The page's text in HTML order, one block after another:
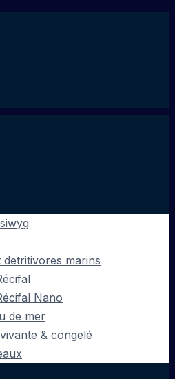
detritivores marins
Nano
de mer
& congelé